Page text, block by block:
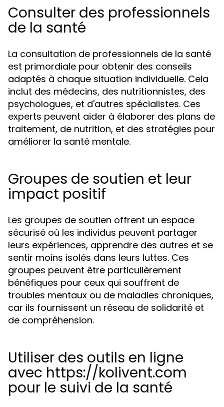
Consulter des professionnels
de la santé
La consultation de professionnels de la santé
est primordiale pour obtenir des conseils
adaptés à chaque situation individuelle. Cela
inclut des médecins, des nutritionnistes, des
psychologues, et d'autres spécialistes. Ces
experts peuvent aider à élaborer des plans de
traitement, de nutrition, et des stratégies pour
améliorer la santé mentale.
Groupes de soutien et leur
impact positif
Les groupes de soutien offrent un espace
sécurisé où les individus peuvent partager
leurs expériences, apprendre des autres et se
sentir moins isolés dans leurs luttes. Ces
groupes peuvent être particulièrement
bénéfiques pour ceux qui souffrent de
troubles mentaux ou de maladies chroniques,
car ils fournissent un réseau de solidarité et
de compréhension.
Utiliser des outils en ligne
avec https://kolivent.com
pour le suivi de la santé